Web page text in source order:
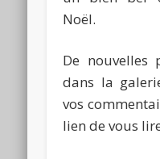
Noël.
De nouvelles
dans la
vos
lien de vous